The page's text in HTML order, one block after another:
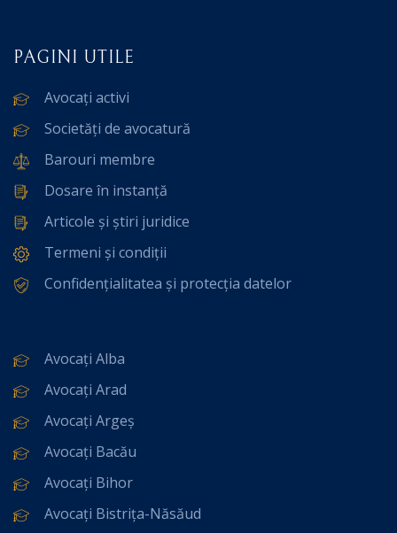
PAGINI UTILE
Avocați activi
Societăți de avocatură
Barouri membre
Dosare în instanță
Articole și știri juridice
Termeni și condiții
Confidențialitatea și protecția datelor
Avocați Alba
Avocați Arad
Avocați Argeș
Avocați Bacău
Avocați Bihor
Avocați Bistrița-Năsăud